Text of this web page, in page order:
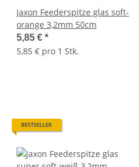
Jaxon Feederspitze glas soft-
orange 3,2mm 50cm
5,85 € *
5,85 € pro 1 Stk.
BESTSELLER